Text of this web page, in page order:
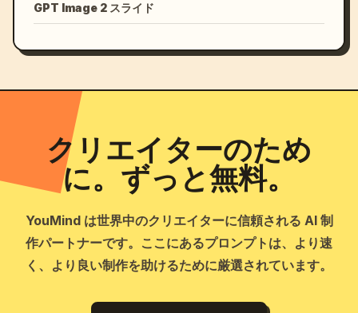
GPT Image 2 スライド
クリエイターのため
に。ずっと無料。
YouMind は世界中のクリエイターに信頼される AI 制
作パートナーです。ここにあるプロンプトは、より速
く、より良い制作を助けるために厳選されています。